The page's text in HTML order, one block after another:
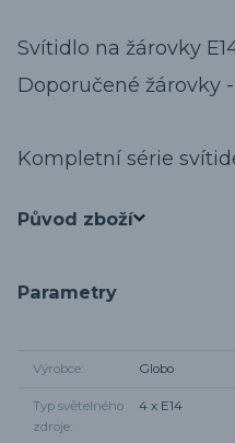
Svítidlo na žárovky
Doporučené žárovky
Kompletní série
Původ zboží
Parametry
Výrobce Globo
Typ světelného
zdroje
4 x E14